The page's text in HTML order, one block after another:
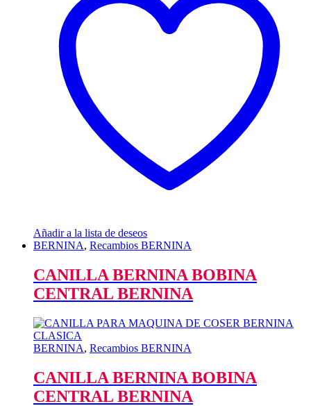
Añadir a la lista de deseos
BERNINA, Recambios BERNINA
CANILLA BERNINA BOBINA
CENTRAL BERNINA
BERNINA, Recambios BERNINA
CANILLA BERNINA BOBINA
CENTRAL BERNINA